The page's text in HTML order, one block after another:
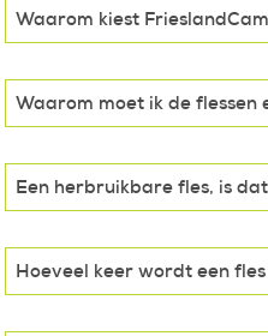
Waarom kiest
Waarom moet ik de
Een herbruikbare fles, is
Hoeveel keer wordt een